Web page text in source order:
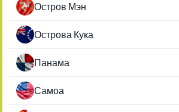
Остров Мэн
Острова Кука
Панама
Самоа